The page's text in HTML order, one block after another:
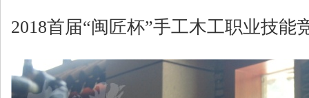
2018首届“闽匠杯”手工木工职业技能